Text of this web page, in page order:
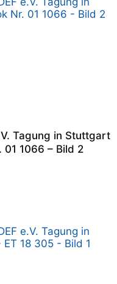
Tagung in Stuttgart
1066 – Bild 2